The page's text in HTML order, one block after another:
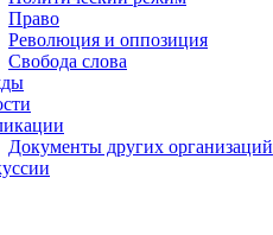
Право
Революция и оппозиция
Свобода слова
Документы других организаций